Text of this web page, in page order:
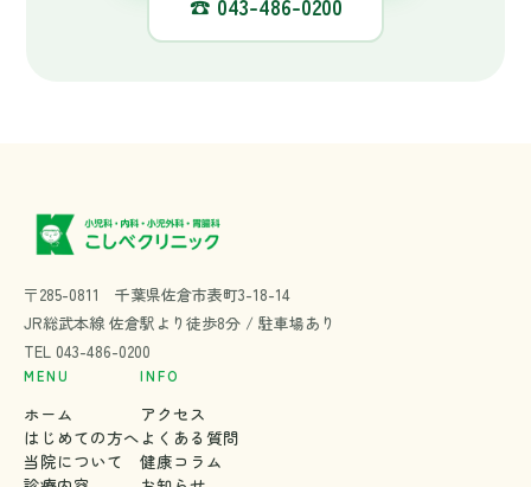
〒285-0811 千葉県佐倉市表町3-18-14
JR総武本線 佐倉駅より徒歩8分 / 駐車場あり
TEL 043-486-0200
MENU
ホーム
はじめての方へ
当院について
INFO
アクセス
よくある質問
健康コラム